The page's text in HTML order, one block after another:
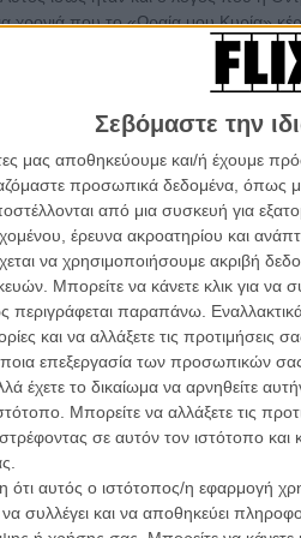
Σεβόμαστε την
μας αποθηκεύουμε και/ή έχουμε
προσωπικά δεδομένα, όπως
από μια συσκευή για
έρευνα ακροατηρίου και
να χρησιμοποιήσουμε ακριβή
Μπορείτε να κάνετε κλικ για να
περιγράφεται παραπάνω.
και να αλλάξετε τις προτιμήσεις
επεξεργασία των προσωπικών σας
έχετε το δικαίωμα να αρνηθείτε
Μπορείτε να αλλάξετε τις
σε αυτόν τον ιστότοπο
αυτός ο ιστότοπος/η εφαρμογή
συλλέγει και να αποθηκεύει
χρονιά που το «Ωραία μου Κυρία»
Καλύτερης Σκηνοθεσίας και
της τύχης, από αυτά που
του Τζορτζ Μπέρναρντ Σο ή, τελικά,
Ρόλου της χρονιάς εκείνης πήρε
την Οντρεϊ Χέπμπορν; Και πόσο
από μόνες τους και εύκολα σε
είναι μια από αυτές. Είναι
στο τελικό αντίκτυπο που έχουν
ένα καρέ χωρίς να διαταράξεις
τι θα ήταν το «Ωραία μου
play back; - έχει την απάντησή
της μεταφοράς, εδώ ίσως της
στο σινεμά, μετουσιώνοντας ένα
technicolor και του panavision,
ρομαντική ιστορία για έναν άντρα